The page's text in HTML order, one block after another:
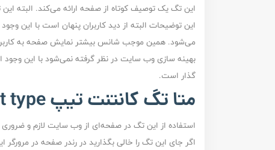
این تگ یک توصیف کوتاه از صفحه ارائه می‌کند. البته
این توضیحات البته از دید کاربران پنهان است با این
می‌شود. همین موجب شانس بیشتر نمایش صفحه به کاربر
بهینه سازی وب سایت در نظر گرفته نمی‌شود با این وجود
گذار است.
متا تگ کانتنت تیپ Content type
استفاده از این تگ در صفحه‌ای از وب سایت لازم و
اگر جای این تگ را خالی بگذارید در رندر صفحه در